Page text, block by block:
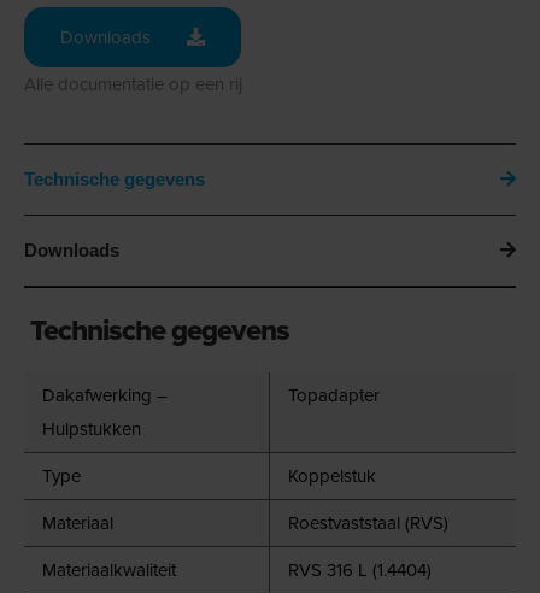
Downloads
Alle documentatie op een rij
Technische gegevens
Downloads
Technische gegevens
Dakafwerking –
Hulpstukken
Topadapter
Type
Koppelstuk
Materiaal
Roestvaststaal (RVS)
Materiaalkwaliteit
RVS 316 L (1.4404)